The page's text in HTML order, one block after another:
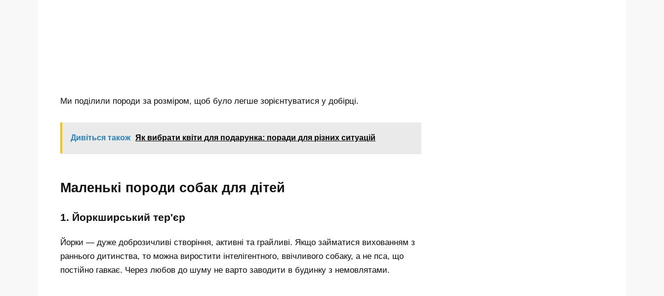
Ми поділили породи за розміром, щоб було легше зорієнтуватися у добірці.
Дивіться також Як вибрати квіти для подарунка: поради для різних ситуацій
Маленькі породи собак для дітей
1. Йоркширський тер'єр
Йорки — дуже доброзичливі створіння, активні та грайливі. Якщо займатися вихованням з
раннього дитинства, то можна виростити інтелігентного, ввічливого собаку, а не пса, що
постійно гавкає. Через любов до шуму не варто заводити в будинку з немовлятами.